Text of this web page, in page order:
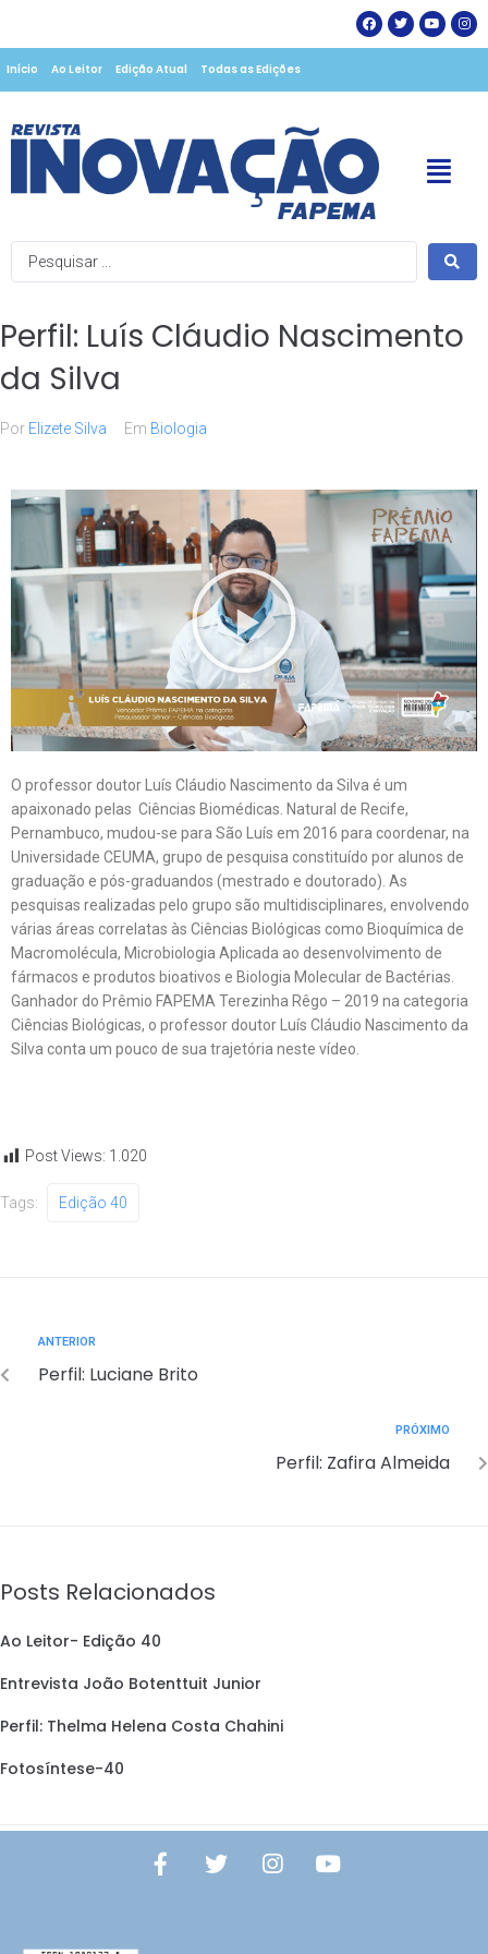
Início Ao Leitor Edição Atual Todas as Edições
Perfil: Luís Cláudio Nascimento
da Silva
Por Elizete Silva Em Biologia
O professor doutor Luís Cláudio Nascimento da Silva é um
apaixonado pelas Ciências Biomédicas. Natural de Recife,
Pernambuco, mudou-se para São Luís em 2016 para coordenar, na
Universidade CEUMA, grupo de pesquisa constituído por alunos de
graduação e pós-graduandos (mestrado e doutorado). As
pesquisas realizadas pelo grupo são multidisciplinares, envolvendo
várias áreas correlatas às Ciências Biológicas como Bioquímica de
Macromolécula, Microbiologia Aplicada ao desenvolvimento de
fármacos e produtos bioativos e Biologia Molecular de Bactérias.
Ganhador do Prêmio FAPEMA Terezinha Rêgo – 2019 na categoria
Ciências Biológicas, o professor doutor Luís Cláudio Nascimento da
Silva conta um pouco de sua trajetória neste vídeo.
Post Views: 1.020
Tags: Edição 40
ANTERIOR
Perfil: Luciane Brito
PRÓXIMO
Perfil: Zafira Almeida
Posts Relacionados
Ao Leitor- Edição 40
Entrevista João Botenttuit Junior
Perfil: Thelma Helena Costa Chahini
Fotosíntese-40